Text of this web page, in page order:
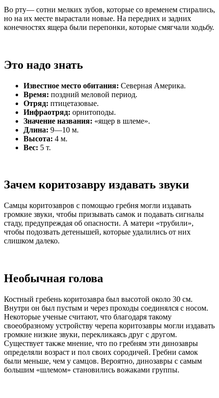
Во рту— сотни мелких зубов, которые со временем стирались,
но на их месте вырастали новые. На передних и задних
конечностях ящера были перепонки, которые смягчали ходьбу.
Это надо знать
Известное место обитания: Северная Америка.
Время: поздний меловой период.
Отряд: птицетазовые.
Инфраотряд: орнитоподы.
Значение названия: «ящер в шлеме».
Длина: 9—10 м.
Высота: 4 м.
Вес: 5 т.
Зачем коритозавру издавать звуки
Самцы коритозавров с помощью гребня могли издавать
громкие звуки, чтобы призывать самок и подавать сигналы
стаду, предупреждая об опасности. А матери «трубили»,
чтобы подозвать детенышей, которые удалились от них
слишком далеко.
Необычная голова
Костный гребень коритозавра был высотой около 30 см.
Внутри он был пустым и через проходы соединялся с носом.
Некоторые ученые считают, что благодаря такому
своеобразному устройству черепа коритозавры могли издавать
громкие низкие звуки, перекликаясь друг с другом.
Существует также мнение, что по гребням эти динозавры
определяли возраст и пол своих сородичей. Гребни самок
были меньше, чем у самцов. Вероятно, динозавры с самым
большим «шлемом» становились вожаками группы.